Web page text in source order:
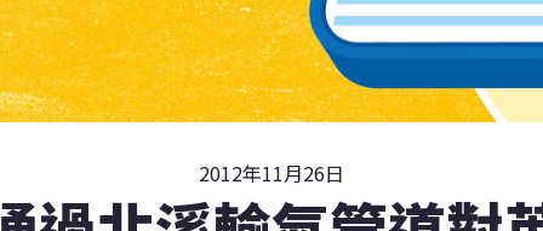
2012年11月26日